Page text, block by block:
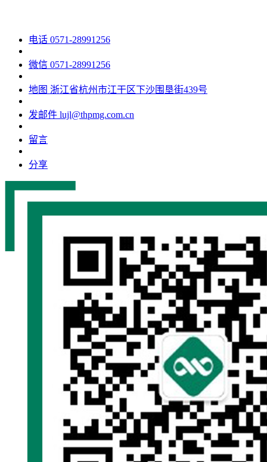
电话 0571-28991256
微信 0571-28991256
地图 浙江省杭州市江干区下沙围垦街439号
发邮件 lujl@thpmg.com.cn
留言
分享